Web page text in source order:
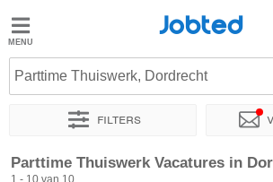
Jobted
Vacatures
Salarissen
Jobted
Parttime Thuiswerk, Dordrecht
Filters
Sorteer op Exacte locatie Bedrijf
Parttime Thuiswerk Vacatures in
1 - 10 van 10